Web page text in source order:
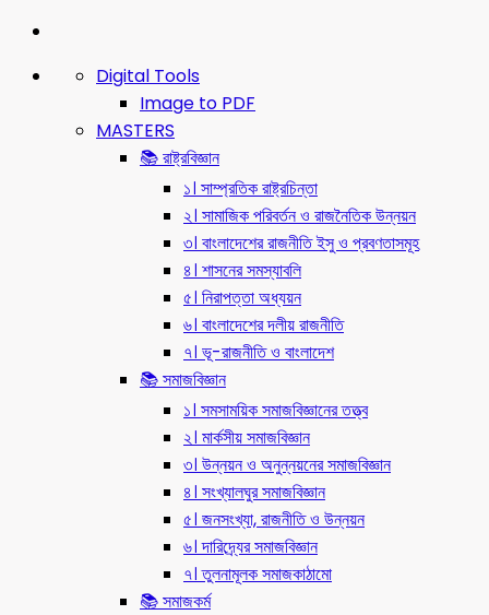
Digital Tools
Image to PDF
MASTERS
📚 রাষ্ট্রবিজ্ঞান
১। সাম্প্রতিক রাষ্ট্রচিন্তা
২। সামাজিক পরিবর্তন ও রাজনৈতিক উন্নয়ন
৩। বাংলাদেশের রাজনীতি ইসু ও প্রবণতাসমূহ
৪। শাসনের সমস্যাবলি
৫। নিরাপত্তা অধ্যয়ন
৬। বাংলাদেশের দলীয় রাজনীতি
৭। ভূ-রাজনীতি ও বাংলাদেশ
📚 সমাজবিজ্ঞান
১। সমসাময়িক সমাজবিজ্ঞানের তত্ত্ব
২। মার্কসীয় সমাজবিজ্ঞান
৩। উন্নয়ন ও অনুন্নয়নের সমাজবিজ্ঞান
৪। সংখ্যালঘুর সমাজবিজ্ঞান
৫। জনসংখ্যা, রাজনীতি ও উন্নয়ন
৬। দারিদ্র্যের সমাজবিজ্ঞান
৭। তুলনামূলক সমাজকাঠামো
📚 সমাজকর্ম